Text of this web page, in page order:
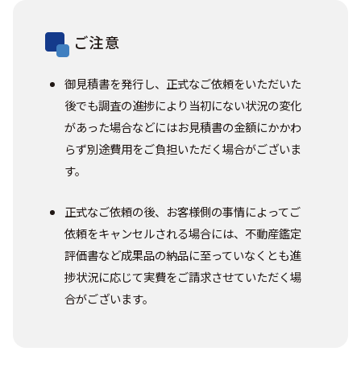
ご注意
御見積書を発行し、正式なご依頼をいただいた
後でも調査の進捗により当初にない状況の変化
があった場合などにはお見積書の金額にかかわ
らず別途費用をご負担いただく場合がございま
す。
正式なご依頼の後、お客様側の事情によってご
依頼をキャンセルされる場合には、不動産鑑定
評価書など成果品の納品に至っていなくとも進
捗状況に応じて実費をご請求させていただく場
合がございます。